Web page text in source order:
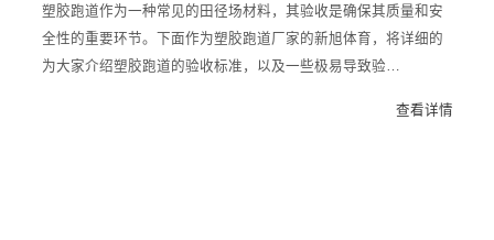
塑胶跑道作为一种常见的田径场材料，其验收是确保其质量和安
全性的重要环节。下面作为塑胶跑道厂家的新旭体育，将详细的
为大家介绍塑胶跑道的验收标准，以及一些极易导致验…
查看详情